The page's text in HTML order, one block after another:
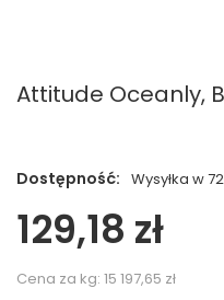
Attitude Oceanly,
Dostępność: Wysyłka w
129,18 zł
Cena za kg: 15 197,65 zł